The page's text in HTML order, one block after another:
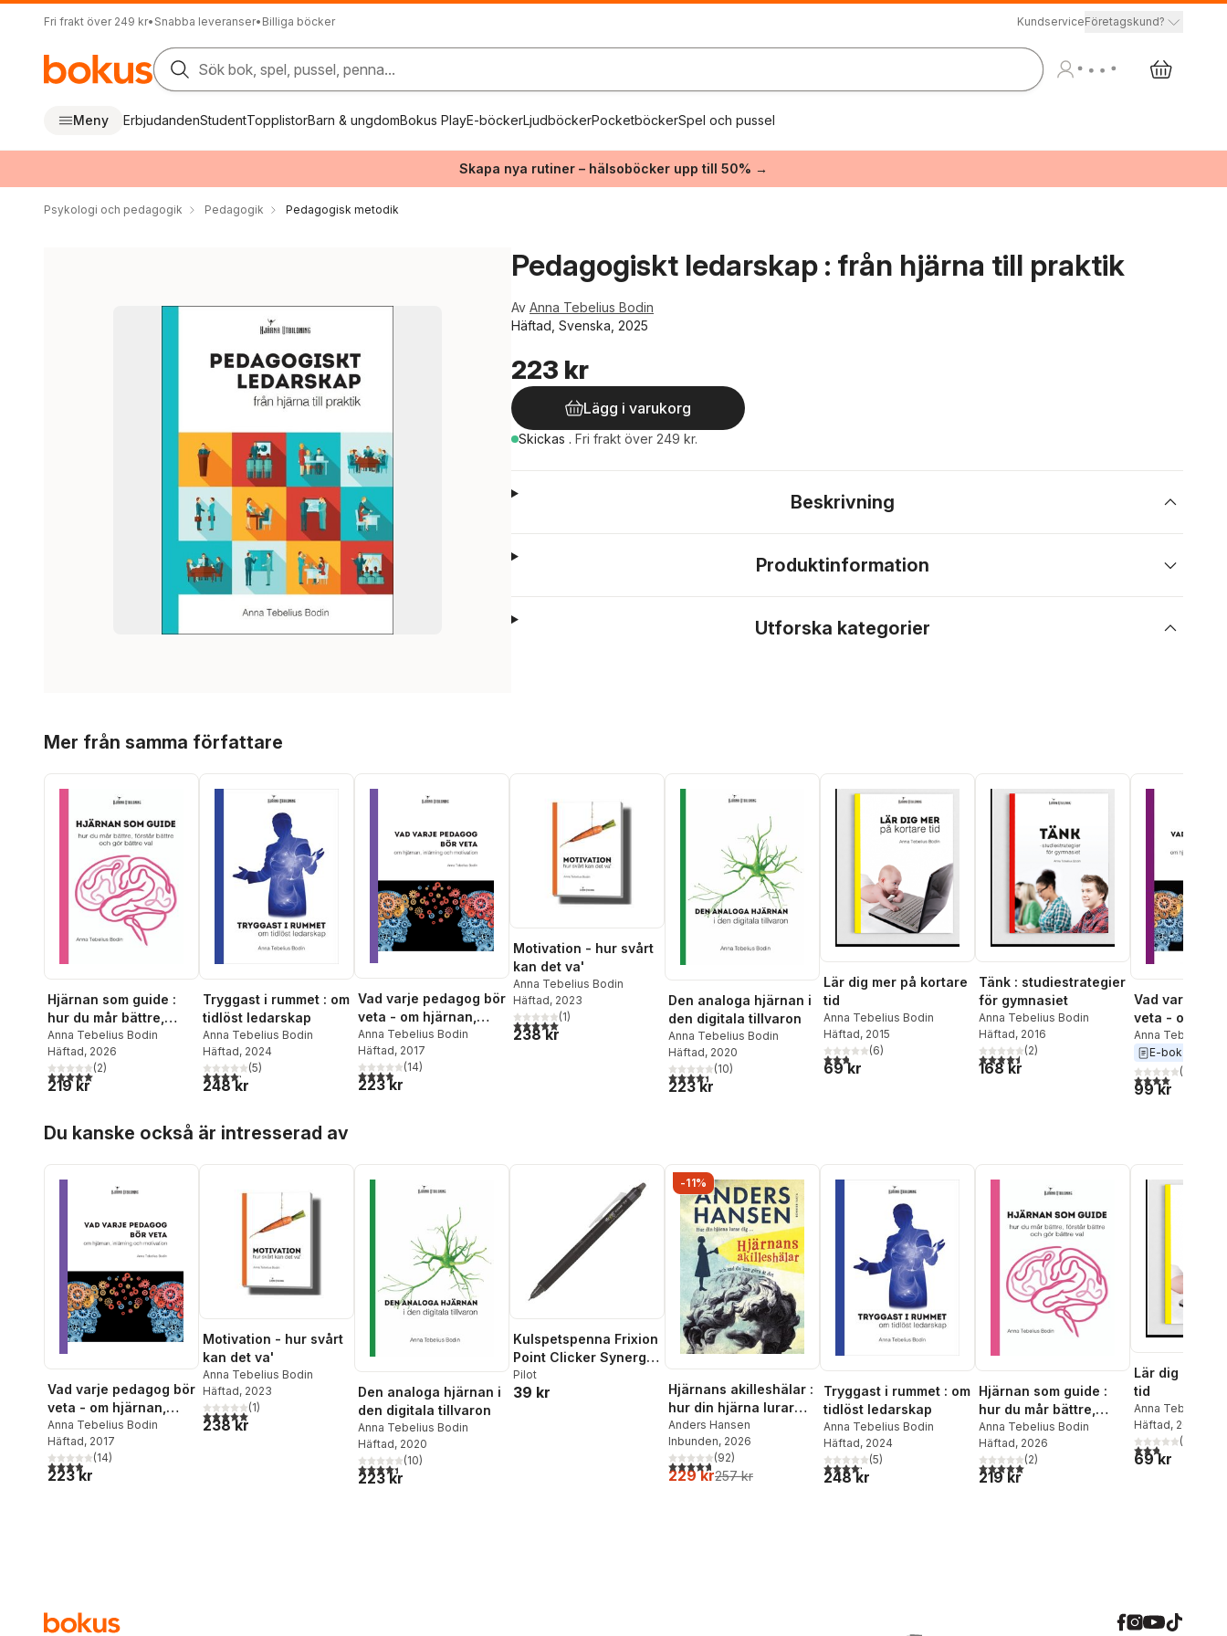
Fri frakt över 249 kr• Snabba leveranser• Billiga böcker KundserviceFöretagskund?
Sök bok, spel, pussel, penna...
Meny ErbjudandenStudentTopplistorBarn & ungdomBokus PlayE-böckerLjudböckerPocketböckerSpel och pussel
Skapa nya rutiner – hälsoböcker upp till 50% →
Psykologi och pedagogik Pedagogik Pedagogisk metodik
Pedagogiskt ledarskap : från hjärna till praktik
Av Anna Tebelius Bodin
Häftad, Svenska, 2025
223 kr
Lägg i varukorg
Skickas . Fri frakt över 249 kr.
Beskrivning
Produktinformation
Utforska kategorier
Mer från samma författare
Hjärnan som guide :
hur du mår bättre,
förstår bättre och gör
bättre val
Anna Tebelius Bodin
Häftad, 2026
5,0utav 5 stjärnor. Totalt antal röster:
(2)
219 kr
Tryggast i rummet : om
tidlöst ledarskap
Anna Tebelius Bodin
Häftad, 2024
4,2utav 5 stjärnor. Totalt antal röster:
(5)
248 kr
Vad varje pedagog bör
veta - om hjärnan,
inlärning och
motivation
Anna Tebelius Bodin
Häftad, 2017
3,9utav 5 stjärnor. Totalt antal röster:
(14)
223 kr
Motivation - hur svårt
kan det va'
Anna Tebelius Bodin
Häftad, 2023
5,0utav 5 stjärnor. Totalt antal röster:
(1)
238 kr
Den analoga hjärnan i
den digitala tillvaron
Anna Tebelius Bodin
Häftad, 2020
4,4utav 5 stjärnor. Totalt antal röster:
(10)
223 kr
Lär dig mer på kortare
tid
Anna Tebelius Bodin
Häftad, 2015
2,8utav 5 stjärnor. Totalt antal röster:
(6)
69 kr
Tänk : studiestrategier
för gymnasiet
Anna Tebelius Bodin
Häftad, 2016
4,5utav 5 stjärnor. Totalt antal röster:
(2)
168 kr
Vad varje
veta - om
inlärning och
motivation
Anna Tebelius
E-bok
4,0utav 5(
99 kr
Du kanske också är intresserad av
Vad varje pedagog bör
veta - om hjärnan,
inlärning och
motivation
Anna Tebelius Bodin
Häftad, 2017
3,9utav 5 stjärnor. Totalt antal röster:
(14)
223 kr
Motivation - hur svårt
kan det va'
Anna Tebelius Bodin
Häftad, 2023
5,0utav 5 stjärnor. Totalt antal röster:
(1)
238 kr
Den analoga hjärnan i
den digitala tillvaron
Anna Tebelius Bodin
Häftad, 2020
4,4utav 5 stjärnor. Totalt antal röster:
(10)
223 kr
Kulspetspenna Frixion
Point Clicker Synergy-
tip 0.5 svart, raderbar
Pilot
39 kr
-11%
Hjärnans akilleshälar :
hur din hjärna lurar
dig, och vad du kan
göra åt det
Anders Hansen
Inbunden, 2026
4,7utav 5 stjärnor. Totalt antal röster:
(92)
229 kr257 kr
Tryggast i rummet : om
tidlöst ledarskap
Anna Tebelius Bodin
Häftad, 2024
4,2utav 5 stjärnor. Totalt antal röster:
(5)
248 kr
Hjärnan som guide :
hur du mår bättre,
förstår bättre och gör
bättre val
Anna Tebelius Bodin
Häftad, 2026
5,0utav 5 stjärnor. Totalt antal röster:
(2)
219 kr
Lär dig mer
tid
Anna Tebelius
Häftad, 2015
2,8utav 5(
69 kr